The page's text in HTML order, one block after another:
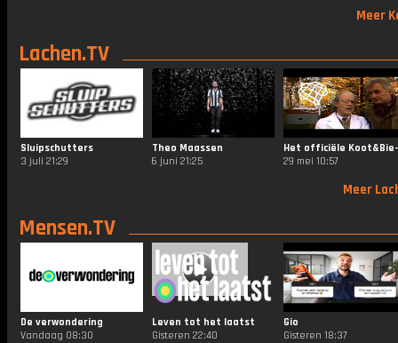
Meer
Lachen.TV
Sluipschutters
3 juli 21:29
Theo Maassen
6 juni 21:25
29 mei 10:57
Meer
Mensen.TV
De verwondering
Vandaag 08:30
Leven tot het laatst
Gisteren 22:40
Gio
Gisteren 18:37